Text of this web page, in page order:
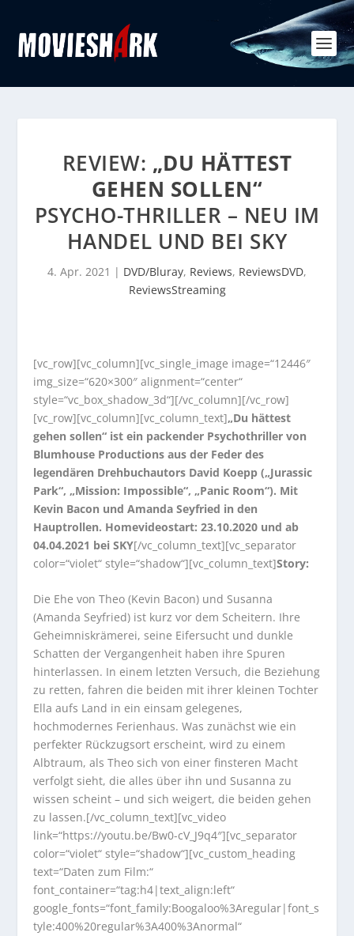
REVIEW: „DU HÄTTEST
GEHEN SOLLEN“
PSYCHO-THRILLER – NEU IM
HANDEL UND BEI SKY
4. Apr. 2021 | DVD/Bluray, Reviews, ReviewsDVD,
ReviewsStreaming
[vc_row][vc_column][vc_single_image image=“12446″
img_size=“620×300″ alignment=“center“
style=“vc_box_shadow_3d“][/vc_column][/vc_row]
[vc_row][vc_column][vc_column_text]„Du hättest
gehen sollen“ ist ein packender Psychothriller von
Blumhouse Productions aus der Feder des
legendären Drehbuchautors David Koepp („Jurassic
Park“, „Mission: Impossible“, „Panic Room“). Mit
Kevin Bacon und Amanda Seyfried in den
Hauptrollen. Homevideostart: 23.10.2020 und ab
04.04.2021 bei SKY[/vc_column_text][vc_separator
color=“violet“ style=“shadow“][vc_column_text]Story:
Die Ehe von Theo (Kevin Bacon) und Susanna
(Amanda Seyfried) ist kurz vor dem Scheitern. Ihre
Geheimniskrämerei, seine Eifersucht und dunkle
Schatten der Vergangenheit haben ihre Spuren
hinterlassen. In einem letzten Versuch, die Beziehung
zu retten, fahren die beiden mit ihrer kleinen Tochter
Ella aufs Land in ein einsam gelegenes,
hochmodernes Ferienhaus. Was zunächst wie ein
perfekter Rückzugsort erscheint, wird zu einem
Albtraum, als Theo sich von einer finsteren Macht
verfolgt sieht, die alles über ihn und Susanna zu
wissen scheint – und sich weigert, die beiden gehen
zu lassen.[/vc_column_text][vc_video
link=“https://youtu.be/Bw0-cV_J9q4″][vc_separator
color=“violet“ style=“shadow“][vc_custom_heading
text=“Daten zum Film:“
font_container=“tag:h4|text_align:left“
google_fonts=“font_family:Boogaloo%3Aregular|font_s
tyle:400%20regular%3A400%3Anormal“